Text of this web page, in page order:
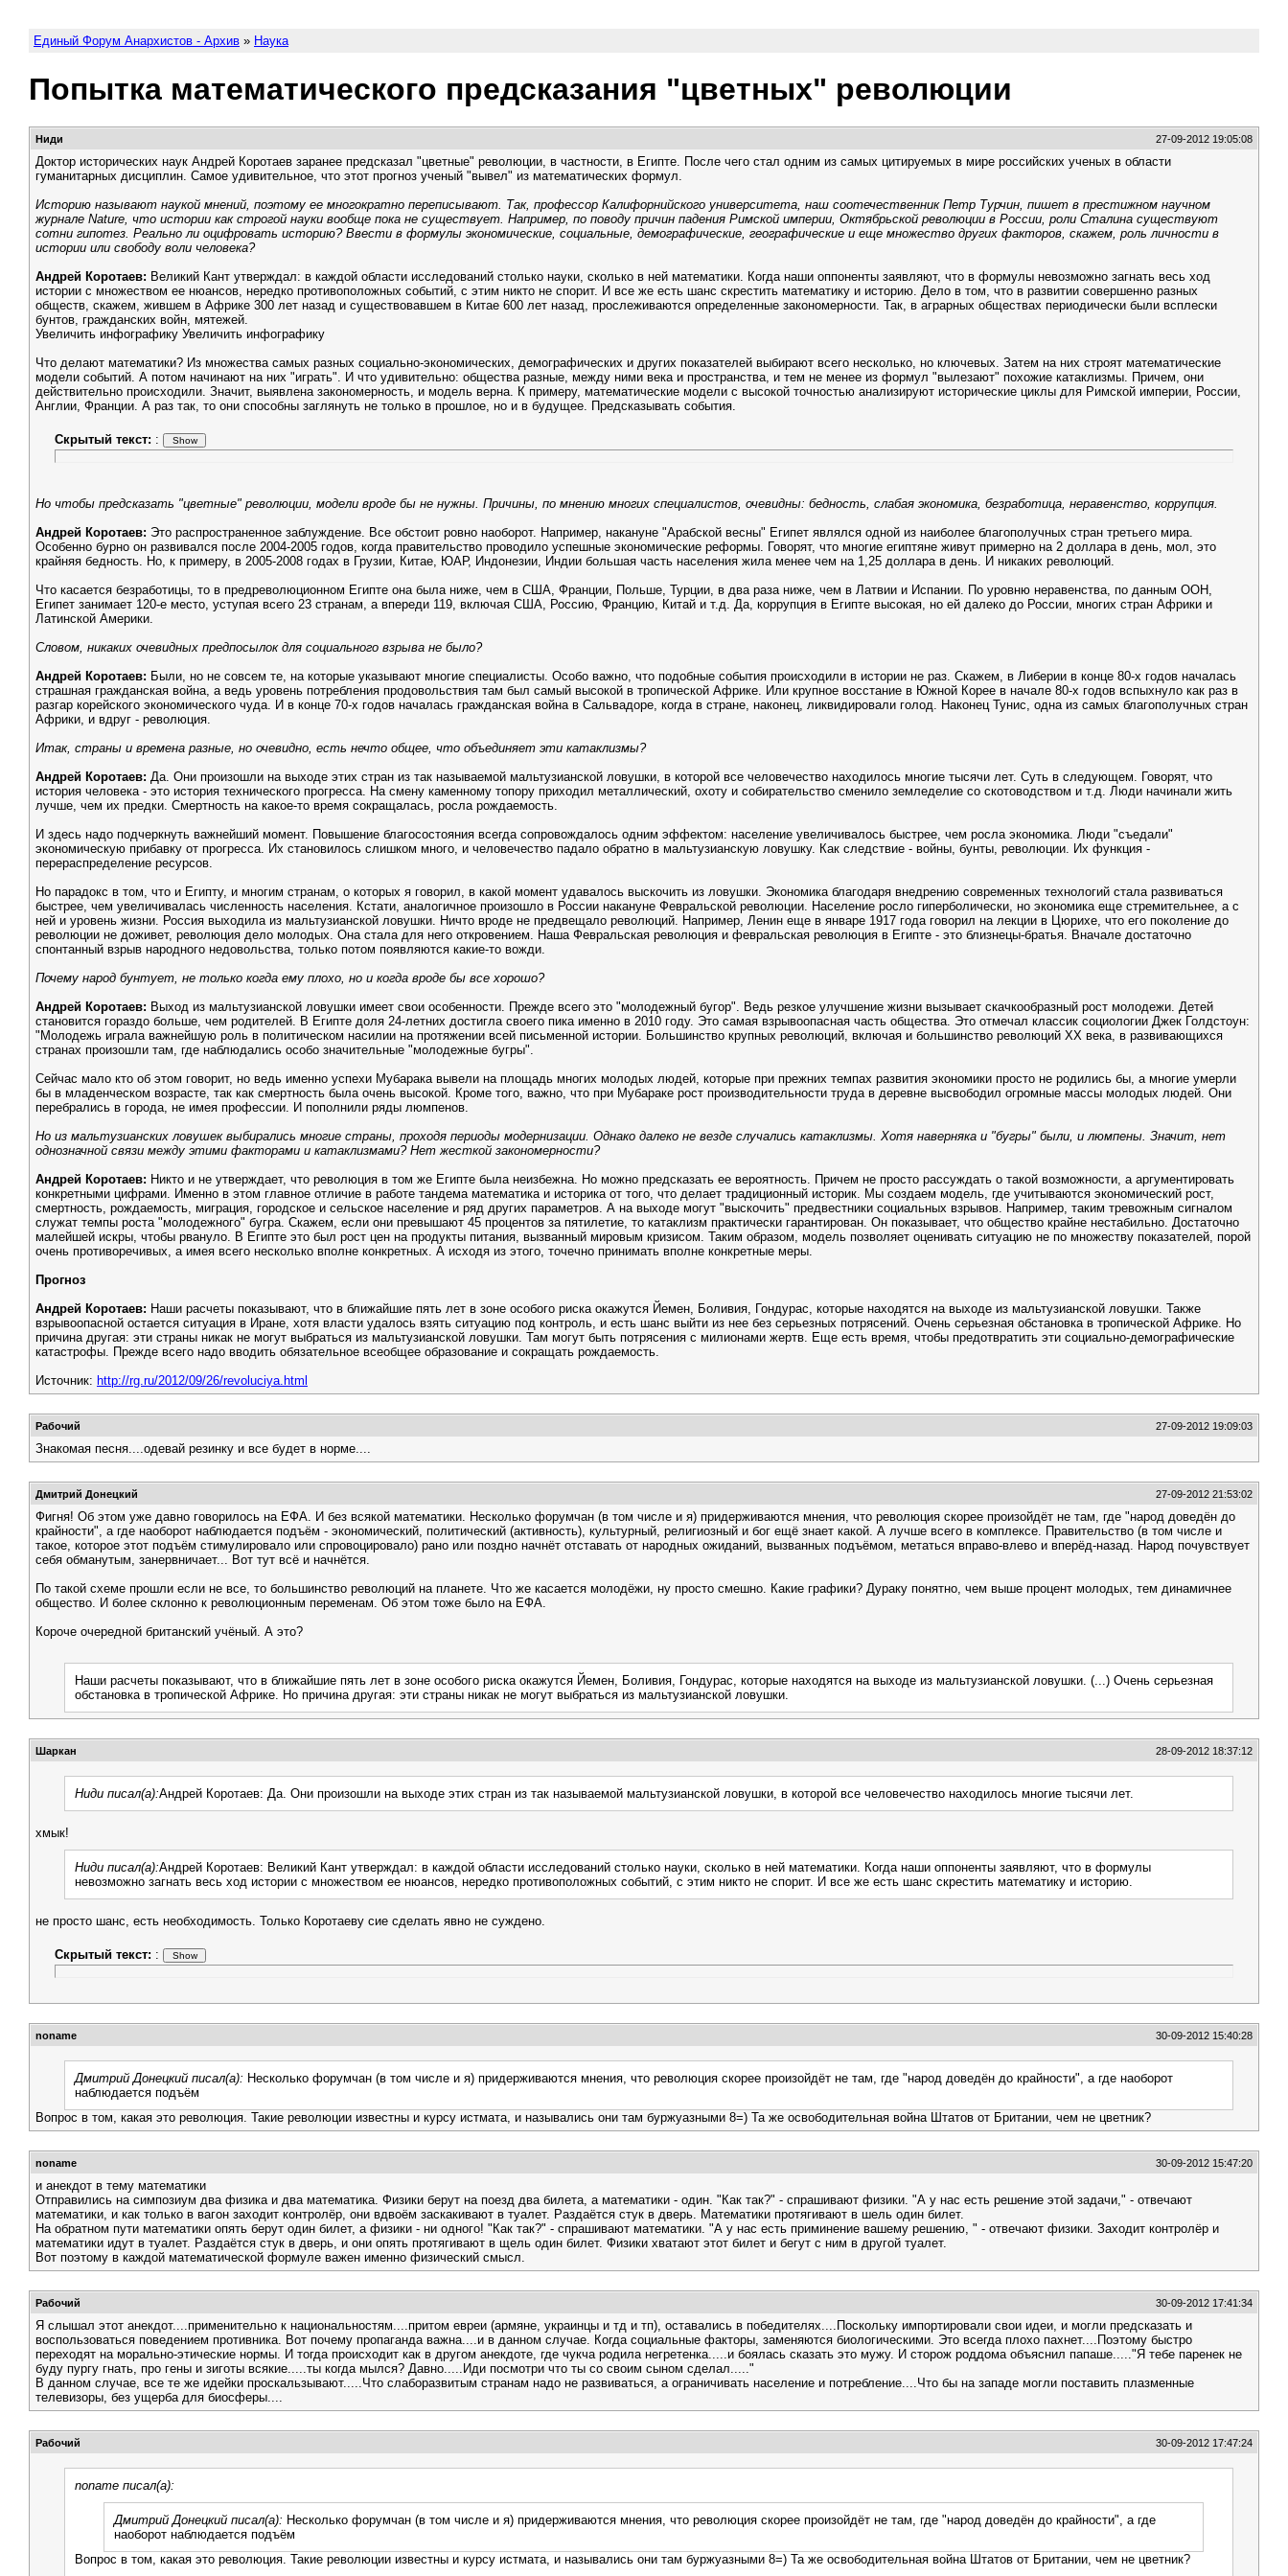
Единый Форум Анархистов - Архив » Наука
Попытка математического предсказания "цветных" революции
Ниди 27-09-2012 19:05:08
Доктор исторических наук Андрей Коротаев заранее предсказал "цветные" революции, в частности, в Египте. После чего стал одним из самых цитируемых в мире российских ученых в области
гуманитарных дисциплин. Самое удивительное, что этот прогноз ученый "вывел" из математических формул.
Историю называют наукой мнений, поэтому ее многократно переписывают. Так, профессор Калифорнийского университета, наш соотечественник Петр Турчин, пишет в престижном научном
журнале Nature, что истории как строгой науки вообще пока не существует. Например, по поводу причин падения Римской империи, Октябрьской революции в России, роли Сталина существуют
сотни гипотез. Реально ли оцифровать историю? Ввести в формулы экономические, социальные, демографические, географические и еще множество других факторов, скажем, роль личности в
истории или свободу воли человека?
Андрей Коротаев: Великий Кант утверждал: в каждой области исследований столько науки, сколько в ней математики. Когда наши оппоненты заявляют, что в формулы невозможно загнать весь ход
истории с множеством ее нюансов, нередко противоположных событий, с этим никто не спорит. И все же есть шанс скрестить математику и историю. Дело в том, что в развитии совершенно разных
обществ, скажем, жившем в Африке 300 лет назад и существовавшем в Китае 600 лет назад, прослеживаются определенные закономерности. Так, в аграрных обществах периодически были всплески
бунтов, гражданских войн, мятежей.
Увеличить инфографику Увеличить инфографику
Что делают математики? Из множества самых разных социально-экономических, демографических и других показателей выбирают всего несколько, но ключевых. Затем на них строят математические
модели событий. А потом начинают на них "играть". И что удивительно: общества разные, между ними века и пространства, и тем не менее из формул "вылезают" похожие катаклизмы. Причем, они
действительно происходили. Значит, выявлена закономерность, и модель верна. К примеру, математические модели с высокой точностью анализируют исторические циклы для Римской империи, России,
Англии, Франции. А раз так, то они способны заглянуть не только в прошлое, но и в будущее. Предсказывать события.
Скрытый текст: :
Но чтобы предсказать "цветные" революции, модели вроде бы не нужны. Причины, по мнению многих специалистов, очевидны: бедность, слабая экономика, безработица, неравенство, коррупция.
Андрей Коротаев: Это распространенное заблуждение. Все обстоит ровно наоборот. Например, накануне "Арабской весны" Египет являлся одной из наиболее благополучных стран третьего мира.
Особенно бурно он развивался после 2004-2005 годов, когда правительство проводило успешные экономические реформы. Говорят, что многие египтяне живут примерно на 2 доллара в день, мол, это
крайняя бедность. Но, к примеру, в 2005-2008 годах в Грузии, Китае, ЮАР, Индонезии, Индии большая часть населения жила менее чем на 1,25 доллара в день. И никаких революций.
Что касается безработицы, то в предреволюционном Египте она была ниже, чем в США, Франции, Польше, Турции, в два раза ниже, чем в Латвии и Испании. По уровню неравенства, по данным ООН,
Египет занимает 120-е место, уступая всего 23 странам, а впереди 119, включая США, Россию, Францию, Китай и т.д. Да, коррупция в Египте высокая, но ей далеко до России, многих стран Африки и
Латинской Америки.
Словом, никаких очевидных предпосылок для социального взрыва не было?
Андрей Коротаев: Были, но не совсем те, на которые указывают многие специалисты. Особо важно, что подобные события происходили в истории не раз. Скажем, в Либерии в конце 80-х годов началась
страшная гражданская война, а ведь уровень потребления продовольствия там был самый высокой в тропической Африке. Или крупное восстание в Южной Корее в начале 80-х годов вспыхнуло как раз в
разгар корейского экономического чуда. И в конце 70-х годов началась гражданская война в Сальвадоре, когда в стране, наконец, ликвидировали голод. Наконец Тунис, одна из самых благополучных стран
Африки, и вдруг - революция.
Итак, страны и времена разные, но очевидно, есть нечто общее, что объединяет эти катаклизмы?
Андрей Коротаев: Да. Они произошли на выходе этих стран из так называемой мальтузианской ловушки, в которой все человечество находилось многие тысячи лет. Суть в следующем. Говорят, что
история человека - это история технического прогресса. На смену каменному топору приходил металлический, охоту и собирательство сменило земледелие со скотоводством и т.д. Люди начинали жить
лучше, чем их предки. Смертность на какое-то время сокращалась, росла рождаемость.
И здесь надо подчеркнуть важнейший момент. Повышение благосостояния всегда сопровождалось одним эффектом: население увеличивалось быстрее, чем росла экономика. Люди "съедали"
экономическую прибавку от прогресса. Их становилось слишком много, и человечество падало обратно в мальтузианскую ловушку. Как следствие - войны, бунты, революции. Их функция -
перераспределение ресурсов.
Но парадокс в том, что и Египту, и многим странам, о которых я говорил, в какой момент удавалось выскочить из ловушки. Экономика благодаря внедрению современных технологий стала развиваться
быстрее, чем увеличивалась численность населения. Кстати, аналогичное произошло в России накануне Февральской революции. Население росло гиперболически, но экономика еще стремительнее, а с
ней и уровень жизни. Россия выходила из мальтузианской ловушки. Ничто вроде не предвещало революций. Например, Ленин еще в январе 1917 года говорил на лекции в Цюрихе, что его поколение до
революции не доживет, революция дело молодых. Она стала для него откровением. Наша Февральская революция и февральская революция в Египте - это близнецы-братья. Вначале достаточно
спонтанный взрыв народного недовольства, только потом появляются какие-то вожди.
Почему народ бунтует, не только когда ему плохо, но и когда вроде бы все хорошо?
Андрей Коротаев: Выход из мальтузианской ловушки имеет свои особенности. Прежде всего это "молодежный бугор". Ведь резкое улучшение жизни вызывает скачкообразный рост молодежи. Детей
становится гораздо больше, чем родителей. В Египте доля 24-летних достигла своего пика именно в 2010 году. Это самая взрывоопасная часть общества. Это отмечал классик социологии Джек Голдстоун:
"Молодежь играла важнейшую роль в политическом насилии на протяжении всей письменной истории. Большинство крупных революций, включая и большинство революций XX века, в развивающихся
странах произошли там, где наблюдались особо значительные "молодежные бугры".
Сейчас мало кто об этом говорит, но ведь именно успехи Мубарака вывели на площадь многих молодых людей, которые при прежних темпах развития экономики просто не родились бы, а многие умерли
бы в младенческом возрасте, так как смертность была очень высокой. Кроме того, важно, что при Мубараке рост производительности труда в деревне высвободил огромные массы молодых людей. Они
перебрались в города, не имея профессии. И пополнили ряды люмпенов.
Но из мальтузианских ловушек выбирались многие страны, проходя периоды модернизации. Однако далеко не везде случались катаклизмы. Хотя наверняка и "бугры" были, и люмпены. Значит, нет
однозначной связи между этими факторами и катаклизмами? Нет жесткой закономерности?
Андрей Коротаев: Никто и не утверждает, что революция в том же Египте была неизбежна. Но можно предсказать ее вероятность. Причем не просто рассуждать о такой возможности, а аргументировать
конкретными цифрами. Именно в этом главное отличие в работе тандема математика и историка от того, что делает традиционный историк. Мы создаем модель, где учитываются экономический рост,
смертность, рождаемость, миграция, городское и сельское население и ряд других параметров. А на выходе могут "выскочить" предвестники социальных взрывов. Например, таким тревожным сигналом
служат темпы роста "молодежного" бугра. Скажем, если они превышают 45 процентов за пятилетие, то катаклизм практически гарантирован. Он показывает, что общество крайне нестабильно. Достаточно
малейшей искры, чтобы рвануло. В Египте это был рост цен на продукты питания, вызванный мировым кризисом. Таким образом, модель позволяет оценивать ситуацию не по множеству показателей, порой
очень противоречивых, а имея всего несколько вполне конкретных. А исходя из этого, точечно принимать вполне конкретные меры.
Прогноз
Андрей Коротаев: Наши расчеты показывают, что в ближайшие пять лет в зоне особого риска окажутся Йемен, Боливия, Гондурас, которые находятся на выходе из мальтузианской ловушки. Также
взрывоопасной остается ситуация в Иране, хотя власти удалось взять ситуацию под контроль, и есть шанс выйти из нее без серьезных потрясений. Очень серьезная обстановка в тропической Африке. Но
причина другая: эти страны никак не могут выбраться из мальтузианской ловушки. Там могут быть потрясения с милионами жертв. Еще есть время, чтобы предотвратить эти социально-демографические
катастрофы. Прежде всего надо вводить обязательное всеобщее образование и сокращать рождаемость.
Источник: http://rg.ru/2012/09/26/revoluciya.html
Рабочий 27-09-2012 19:09:03
Знакомая песня....одевай резинку и все будет в норме....
Дмитрий Донецкий 27-09-2012 21:53:02
Фигня! Об этом уже давно говорилось на ЕФА. И без всякой математики. Несколько форумчан (в том числе и я) придерживаются мнения, что революция скорее произойдёт не там, где "народ доведён до
крайности", а где наоборот наблюдается подъём - экономический, политический (активность), культурный, религиозный и бог ещё знает какой. А лучше всего в комплексе. Правительство (в том числе и
такое, которое этот подъём стимулировало или спровоцировало) рано или поздно начнёт отставать от народных ожиданий, вызванных подъёмом, метаться вправо-влево и вперёд-назад. Народ почувствует
себя обманутым, занервничает... Вот тут всё и начнётся.
По такой схеме прошли если не все, то большинство революций на планете. Что же касается молодёжи, ну просто смешно. Какие графики? Дураку понятно, чем выше процент молодых, тем динамичнее
общество. И более склонно к революционным переменам. Об этом тоже было на ЕФА.
Короче очередной британский учёный. А это?
Наши расчеты показывают, что в ближайшие пять лет в зоне особого риска окажутся Йемен, Боливия, Гондурас, которые находятся на выходе из мальтузианской ловушки. (...) Очень серьезная
обстановка в тропической Африке. Но причина другая: эти страны никак не могут выбраться из мальтузианской ловушки.
Шаркан 28-09-2012 18:37:12
Ниди писал(а):Андрей Коротаев: Да. Они произошли на выходе этих стран из так называемой мальтузианской ловушки, в которой все человечество находилось многие тысячи лет.
хмык!
Ниди писал(а):Андрей Коротаев: Великий Кант утверждал: в каждой области исследований столько науки, сколько в ней математики. Когда наши оппоненты заявляют, что в формулы
невозможно загнать весь ход истории с множеством ее нюансов, нередко противоположных событий, с этим никто не спорит. И все же есть шанс скрестить математику и историю.
не просто шанс, есть необходимость. Только Коротаеву сие сделать явно не суждено.
Скрытый текст: :
noname 30-09-2012 15:40:28
Дмитрий Донецкий писал(а): Несколько форумчан (в том числе и я) придерживаются мнения, что революция скорее произойдёт не там, где "народ доведён до крайности", а где наоборот
наблюдается подъём
Вопрос в том, какая это революция. Такие революции известны и курсу истмата, и назывались они там буржуазными 8=) Та же освободительная война Штатов от Британии, чем не цветник?
noname 30-09-2012 15:47:20
и анекдот в тему математики
Отправились на симпозиум два физика и два математика. Физики берут на поезд два билета, а математики - один. "Как так?" - спрашивают физики. "А у нас есть решение этой задачи," - отвечают
математики, и как только в вагон заходит контролёр, они вдвоём заскакивают в туалет. Раздаётся стук в дверь. Математики протягивают в шель один билет.
На обратном пути математики опять берут один билет, а физики - ни одного! "Как так?" - спрашивают математики. "А у нас есть приминение вашему решению, " - отвечают физики. Заходит контролёр и
математики идут в туалет. Раздаётся стук в дверь, и они опять протягивают в щель один билет. Физики хватают этот билет и бегут с ним в другой туалет.
Вот поэтому в каждой математической формуле важен именно физический смысл.
Рабочий 30-09-2012 17:41:34
Я слышал этот анекдот....применительно к национальностям....притом евреи (армяне, украинцы и тд и тп), оставались в победителях....Поскольку импортировали свои идеи, и могли предсказать и
воспользоваться поведением противника. Вот почему пропаганда важна....и в данном случае. Когда социальные факторы, заменяются биологическими. Это всегда плохо пахнет....Поэтому быстро
переходят на морально-этические нормы. И тогда происходит как в другом анекдоте, где чукча родила негретенка.....и боялась сказать это мужу. И сторож роддома объяснил папаше....."Я тебе паренек не
буду пургу гнать, про гены и зиготы всякие.....ты когда мылся? Давно.....Иди посмотри что ты со своим сыном сделал....."
В данном случае, все те же идейки проскальзывают.....Что слаборазвитым странам надо не развиваться, а ограничивать население и потребление....Что бы на западе могли поставить плазменные
телевизоры, без ущерба для биосферы....
Рабочий 30-09-2012 17:47:24
noname писал(а):
Дмитрий Донецкий писал(а): Несколько форумчан (в том числе и я) придерживаются мнения, что революция скорее произойдёт не там, где "народ доведён до крайности", а где
наоборот наблюдается подъём
Вопрос в том, какая это революция. Такие революции известны и курсу истмата, и назывались они там буржуазными 8=) Та же освободительная война Штатов от Британии, чем не цветник?